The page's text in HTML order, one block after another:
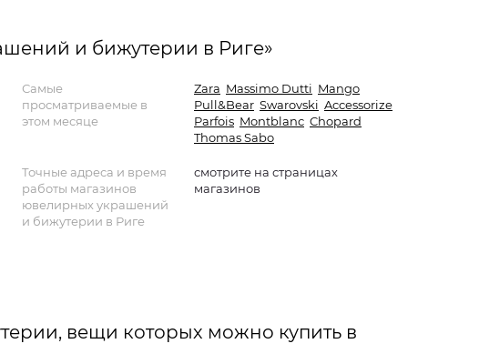
и бижутерии в Риге»
Самые
просматриваемые в
этом месяце
Zara Massimo Dutti Mango
Pull&Bear Swarovski Accessorize
Parfois Montblanc Chopard
Thomas Sabo
Точные адреса и время
работы магазинов
ювелирных украшений
и бижутерии в Риге
смотрите на страницах
магазинов
вещи которых можно купить в